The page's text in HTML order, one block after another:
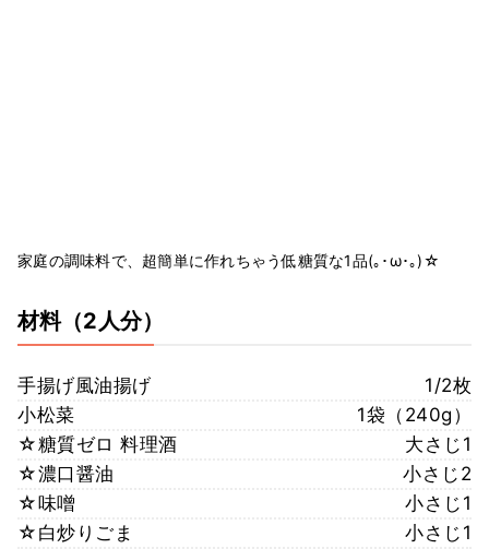
家庭の調味料で、超簡単に作れちゃう低糖質な1品(｡･ω･｡)☆
材料（2人分）
手揚げ風油揚げ
1/2枚
小松菜
1袋（240g）
☆糖質ゼロ 料理酒
大さじ1
☆濃口醤油
小さじ2
☆味噌
小さじ1
☆白炒りごま
小さじ1